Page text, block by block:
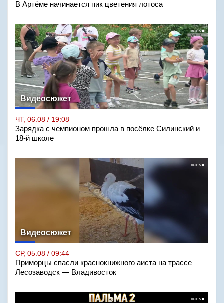
В Артёме начинается пик цветения лотоса
Видеосюжет
ЧТ, 06.08 / 19:08
Зарядка с чемпионом прошла в посёлке Силинский и
18-й школе
Видеосюжет
СР, 05.08 / 09:44
Приморцы спасли краснокнижного аиста на трассе
Лесозаводск — Владивосток